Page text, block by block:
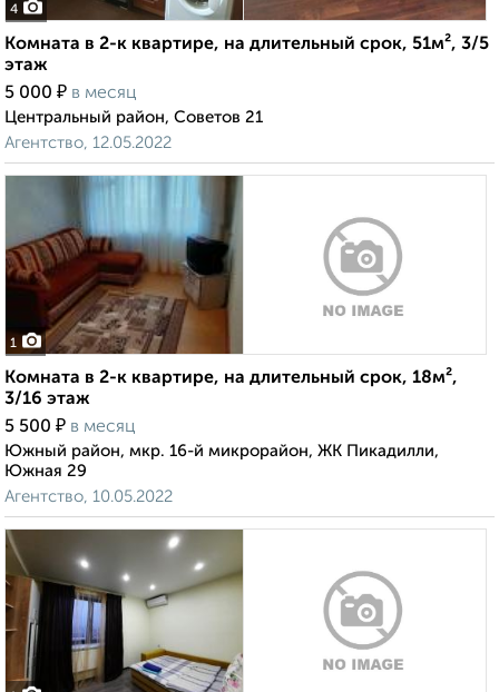
4
Комната в 2-к квартире, на длительный срок, 51м², 3/5
этаж
5 000 ₽ в месяц
Центральный район, Советов 21
Агентство, 12.05.2022
1
Комната в 2-к квартире, на длительный срок, 18м²,
3/16 этаж
5 500 ₽ в месяц
Южный район, мкр. 16-й микрорайон, ЖК Пикадилли,
Южная 29
Агентство, 10.05.2022